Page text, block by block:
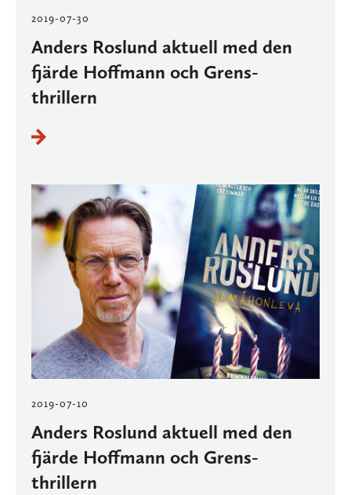
2019-07-30
Anders Roslund aktuell med den
fjärde Hoffmann och Grens-
thrillern
2019-07-10
Anders Roslund aktuell med den
fjärde Hoffmann och Grens-
thrillern